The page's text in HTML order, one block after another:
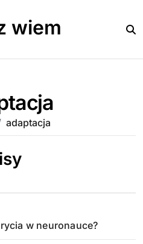
wiem
adaptacja
w neuronauce?